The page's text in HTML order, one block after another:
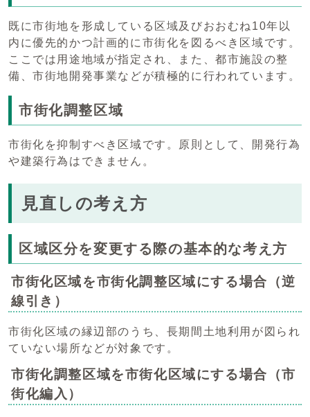
既に市街地を形成している区域及びおおむね10年以
内に優先的かつ計画的に市街化を図るべき区域です。
ここでは用途地域が指定され、また、都市施設の整
備、市街地開発事業などが積極的に行われています。
市街化調整区域
市街化を抑制すべき区域です。原則として、開発行為
や建築行為はできません。
見直しの考え方
区域区分を変更する際の基本的な考え方
市街化区域を市街化調整区域にする場合（逆
線引き）
市街化区域の縁辺部のうち、長期間土地利用が図られ
ていない場所などが対象です。
市街化調整区域を市街化区域にする場合（市
街化編入）